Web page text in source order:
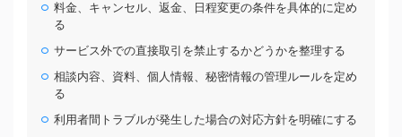
料金、キャンセル、返金、日程変更の条件を具体的に定め
る
サービス外での直接取引を禁止するかどうかを整理する
相談内容、資料、個人情報、秘密情報の管理ルールを定め
る
利用者間トラブルが発生した場合の対応方針を明確にする